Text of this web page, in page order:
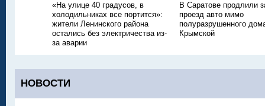
«На улице 40 градусов, в
холодильниках все портится»:
жители Ленинского района
остались без электричества из-
за аварии
В Саратове продлили
проезд авто мимо
полуразрушенного
Крымской
НОВОСТИ